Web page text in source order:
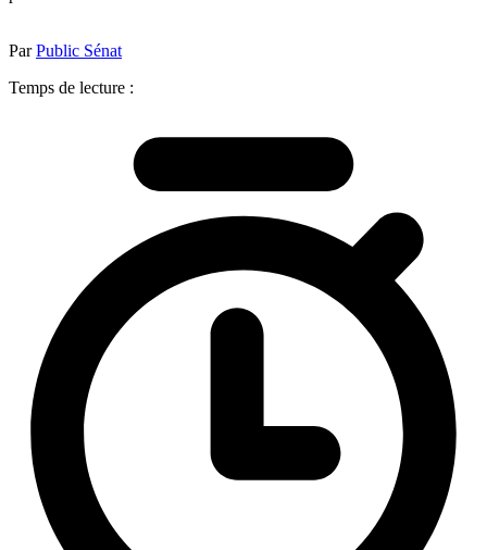
ParPublic Sénat
Temps de lecture :